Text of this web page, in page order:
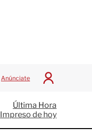
Anúnciate
I
c
i
a
Última Hora
Impreso de hoy